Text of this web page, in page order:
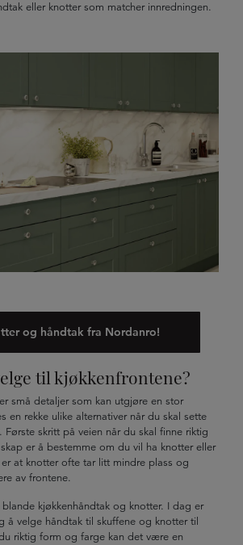
eller knotter som matcher innredningen.
og håndtak fra Nordanro!
til kjøkkenfrontene?
små detaljer som kan utgjøre en stor
en rekke ulike alternativer når du skal sette
skritt på veien når du skal finne riktig
er å bestemme om du vil ha knotter eller
er at knotter ofte tar litt mindre plass og
av frontene.
kjøkkenhåndtak og knotter. I dag er
å velge håndtak til skuffene og knotter til
riktig form og farge kan det være en